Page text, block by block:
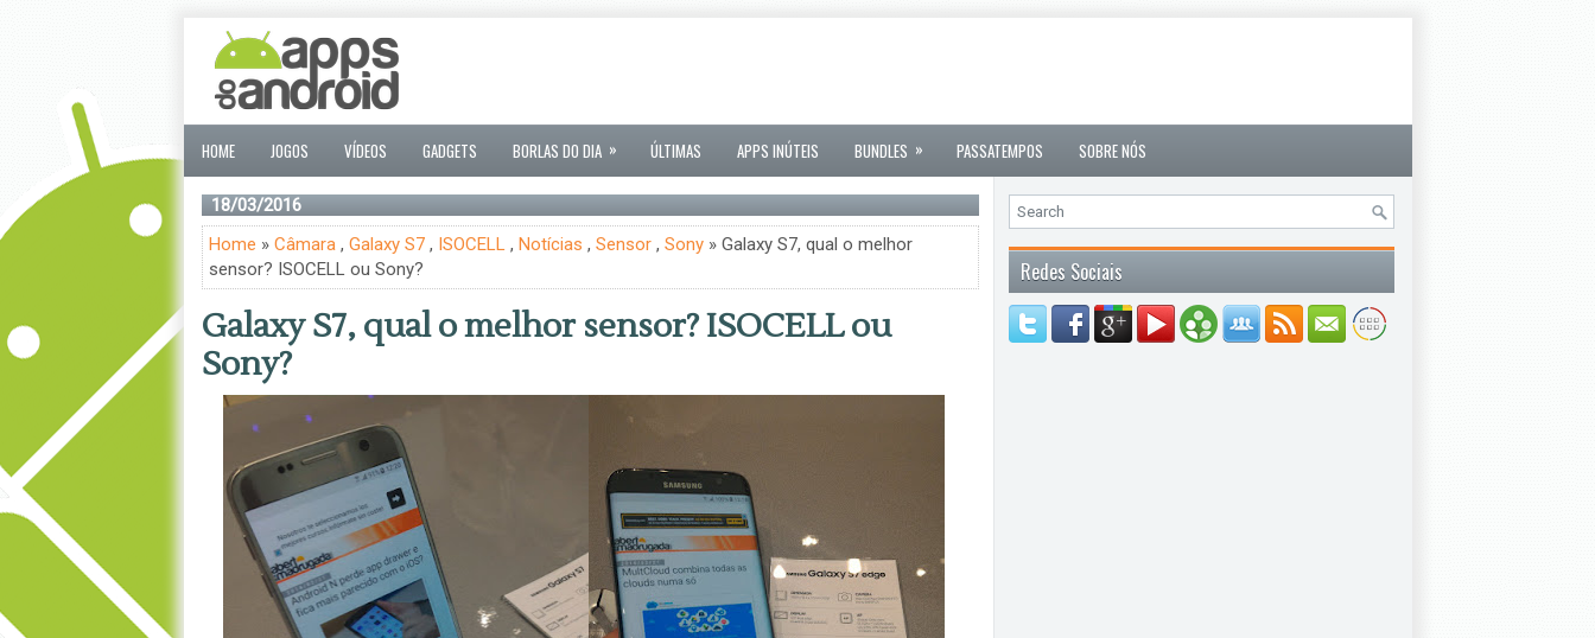
HOME JOGOS VÍDEOS GADGETS BORLAS DO DIA » ÚLTIMAS APPS INÚTEIS BUNDLES » PASSATEMPOS SOBRE NÓS
18/03/2016
Home » Câmara, Galaxy S7, ISOCELL, Notícias , Sensor, Sony» Galaxy S7, qual o melhor
sensor? ISOCELL ou Sony?
Galaxy S7, qual o melhor sensor? ISOCELL ou
Sony?
Redes Sociais